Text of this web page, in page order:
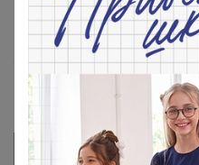
Розыгрыш - Генератор
Пульс нашего
Укорачиватель ссылок